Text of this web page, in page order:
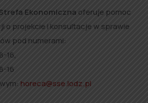
Ekonomiczna oferuje pomoc
o projekcie i konsultacje w sprawie
pod numerami:
16,
16
horeca@sse.lodz.pl